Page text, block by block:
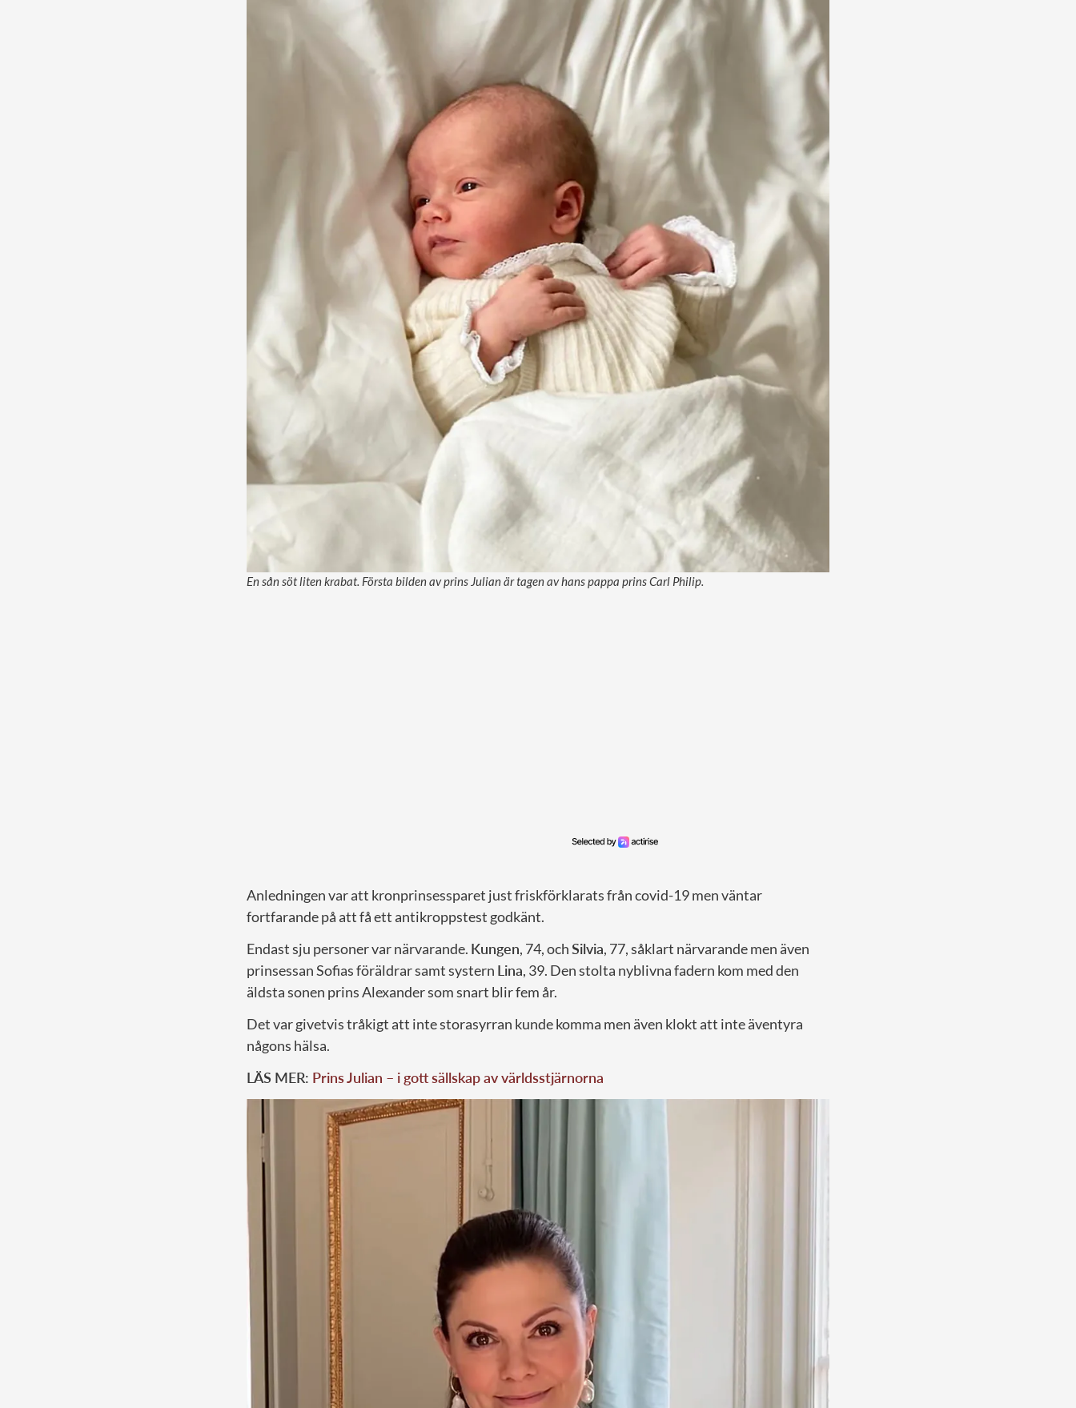
En sån söt liten krabat. Första bilden av prins Julian är tagen av hans pappa prins Carl Philip.
Anledningen var att kronprinsessparet just friskförklarats från covid-19 men väntar
fortfarande på att få ett antikroppstest godkänt.
Endast sju personer var närvarande. Kungen, 74, ochSilvia, 77, såklart närvarande men även
prinsessan Sofias föräldrar samt systern Lina, 39. Den stolta nyblivna fadern kom med den
äldsta sonen prins Alexander som snart blir fem år.
Det var givetvis tråkigt att inte storasyrran kunde komma men även klokt att inte äventyra
någons hälsa.
LÄS MER: Prins Julian – i gott sällskap av världsstjärnorna